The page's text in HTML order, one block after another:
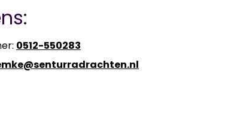
0512-​550283